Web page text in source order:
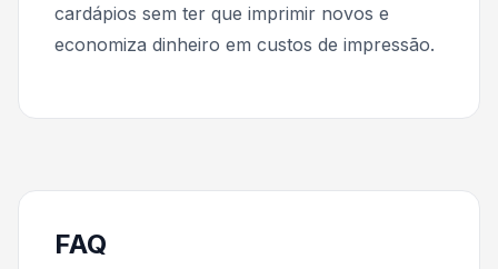
cardápios sem ter que imprimir novos e
economiza dinheiro em custos de impressão.
FAQ